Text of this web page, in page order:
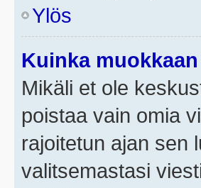
Ylös
Kuinka
Mikäli et ole
poistaa vain omia
rajoitetun ajan sen
valitsemastasi